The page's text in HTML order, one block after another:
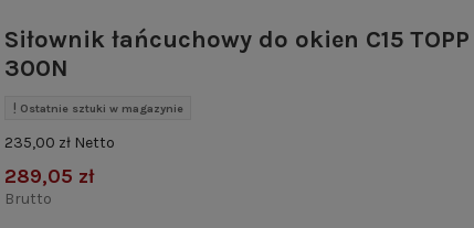
Siłownik łańcuchowy do okien C15 TOPP
300N
Ostatnie sztuki w magazynie
235,00 zł Netto
289,05 zł
Brutto